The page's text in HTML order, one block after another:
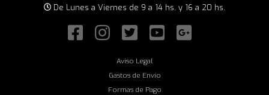
De Lunes a Viernes de 9 a 14 hs. y 16 a 20 hs.
Aviso Legal
Gastos de Envío
Formas de Pago